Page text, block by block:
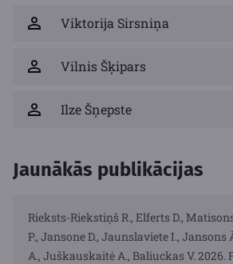
Viktorija Sirsniņa
Vilnis Šķipars
Ilze Šņepste
Jaunākās publikācijas
Rieksts-Riekstiņš R., Elferts D.,
P., Jansone D., Jaunslaviete I., Jansons
A., Juškauskaitė A., Baliuckas V. 2026.